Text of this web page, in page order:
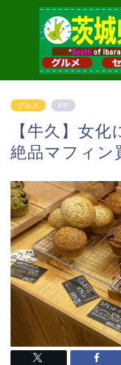
グルメ PR
【牛久】女
絶品マフィン